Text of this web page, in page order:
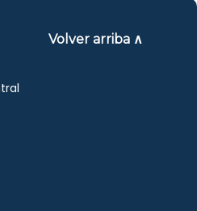
Volver arriba ∧